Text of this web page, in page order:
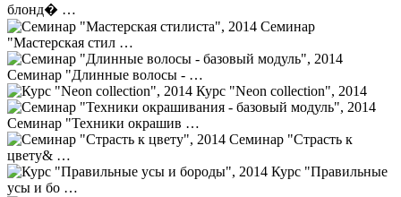
блонд� …
Семинар
"Мастерская стил …
Семинар "Длинные волосы - …
Курс "Neon collection", 2014
Семинар "Техники окрашив …
Семинар "Страсть к
цвету& …
Курс "Правильные
усы и бо …